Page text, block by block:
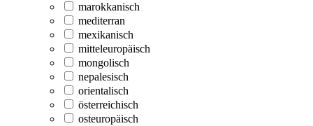
marokkanisch
mediterran
mexikanisch
mitteleuropäisch
mongolisch
nepalesisch
orientalisch
österreichisch
osteuropäisch